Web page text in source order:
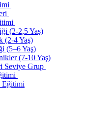
(2-2,5 Yaş)
(2-4 Yaş)
(5–6 Yaş)
(7-10 Yaş)
Seviye Grup
Eğitimi